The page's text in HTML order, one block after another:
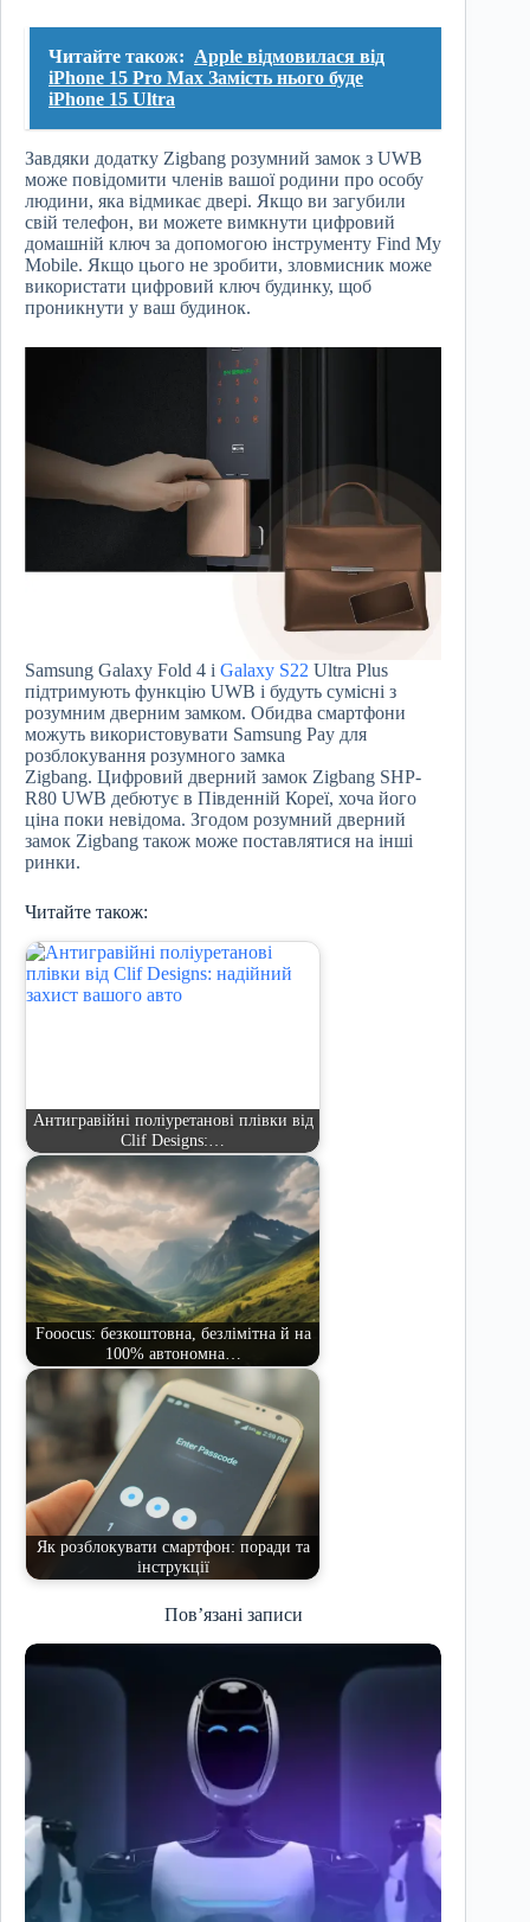
Читайте також: Apple відмовилася від
iPhone 15 Pro Max Замість нього буде
iPhone 15 Ultra
Завдяки додатку Zigbang розумний замок з UWB
може повідомити членів вашої родини про особу
людини, яка відмикає двері. Якщо ви загубили
свій телефон, ви можете вимкнути цифровий
домашній ключ за допомогою інструменту Find My
Mobile. Якщо цього не зробити, зловмисник може
використати цифровий ключ будинку, щоб
проникнути у ваш будинок.
Samsung Galaxy Fold 4 і Galaxy S22 Ultra Plus
підтримують функцію UWB і будуть сумісні з
розумним дверним замком. Обидва смартфони
можуть використовувати Samsung Pay для
розблокування розумного замка
Zigbang. Цифровий дверний замок Zigbang SHP-
R80 UWB дебютує в Південній Кореї, хоча його
ціна поки невідома. Згодом розумний дверний
замок Zigbang також може поставлятися на інші
ринки.
Читайте також:
Антигравійні поліуретанові плівки від
Clif Designs:…
Fooocus: безкоштовна, безлімітна й на
100% автономна…
Як розблокувати смартфон: поради та
інструкції
Пов’язані записи